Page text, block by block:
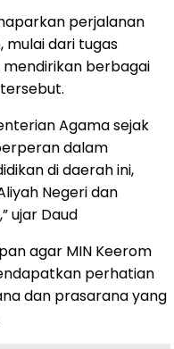
perjalanan
mulai dari tugas
berbagai
Agama sejak
dalam
di daerah ini,
Negeri dan
ujar Daud
agar MIN Keerom
perhatian
dan prasarana yang